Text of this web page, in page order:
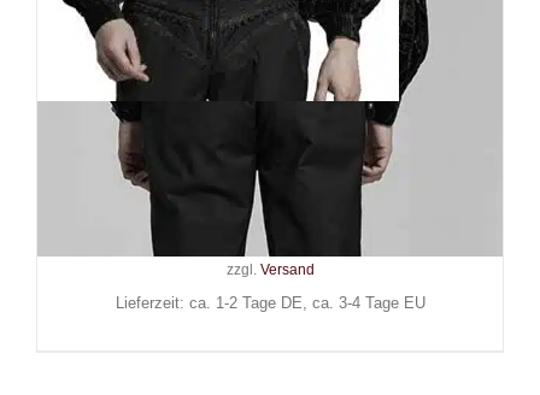
Punk Rave Weste Roque
Baroque
139,90
Inkl. MwSt.
zzgl. Versand
Lieferzeit: ca. 1-2 Tage DE, ca. 3-4 Tage EU